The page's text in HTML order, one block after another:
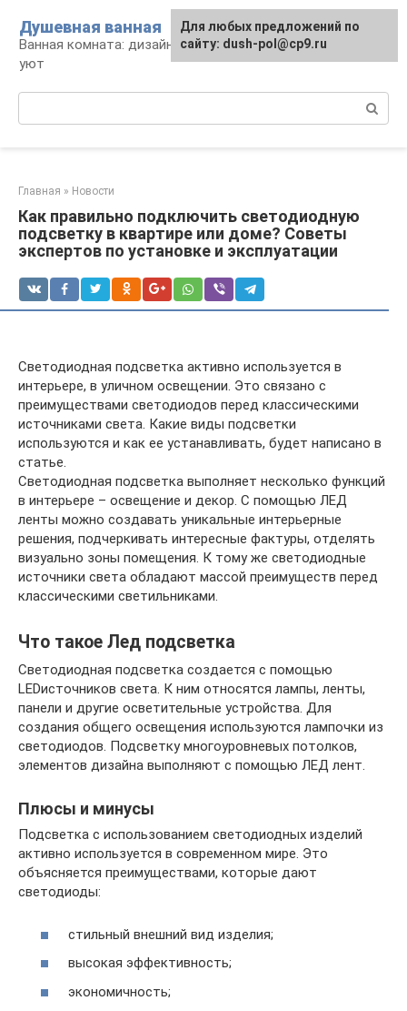
контенту
Душевная ванная
Ванная комната: дизайн, саноборудование,
уют
Главная » Новости
Как правильно подключить светодиодную
подсветку в квартире или доме? Советы
экспертов по установке и эксплуатации
Светодиодная подсветка активно используется в
интерьере, в уличном освещении. Это связано с
преимуществами светодиодов перед классическими
источниками света. Какие виды подсветки
используются и как ее устанавливать, будет написано в
статье.
Светодиодная подсветка выполняет несколько функций
в интерьере – освещение и декор. С помощью ЛЕД
ленты можно создавать уникальные интерьерные
решения, подчеркивать интересные фактуры, отделять
визуально зоны помещения. К тому же светодиодные
источники света обладают массой преимуществ перед
классическими светильниками.
Что такое Лед подсветка
Светодиодная подсветка создается с помощью
LEDисточников света. К ним относятся лампы, ленты,
панели и другие осветительные устройства. Для
создания общего освещения используются лампочки из
светодиодов. Подсветку многоуровневых потолков,
элементов дизайна выполняют с помощью ЛЕД лент.
Плюсы и минусы
Подсветка с использованием светодиодных изделий
активно используется в современном мире. Это
объясняется преимуществами, которые дают
светодиоды:
стильный внешний вид изделия;
высокая эффективность;
экономичность;
Для любых предложений по
сайту: dush-pol@cp9.ru